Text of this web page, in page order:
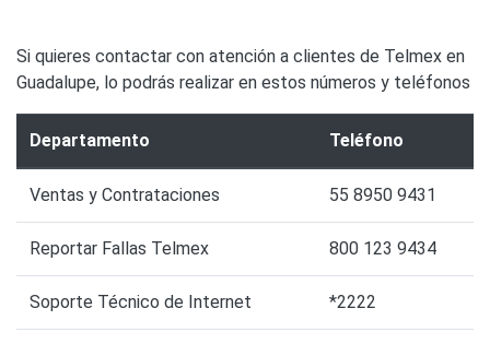
Si quieres contactar con atención a clientes de Telmex en
Guadalupe, lo podrás realizar en estos números y teléfonos
Departamento Teléfono
Ventas y Contrataciones 55 8950 9431
Reportar Fallas Telmex 800 123 9434
Soporte Técnico de Internet *2222